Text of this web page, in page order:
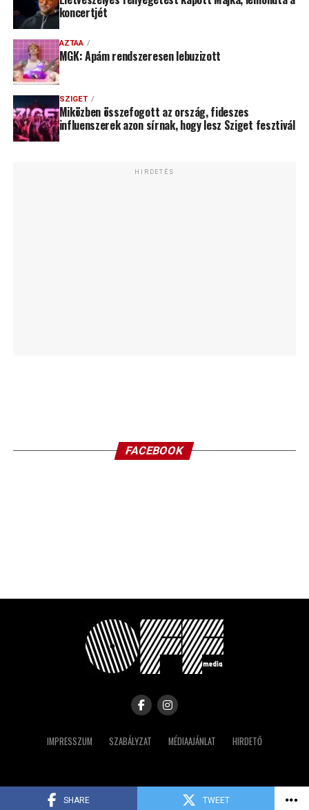
SHARE TWEET
koncertjét
AZTAA
MGK: Apám rendszeresen lebuzizott
SZIGET
Miközben összefogott az ország, fideszes
influenszerek azon sírnak, hogy lesz Sziget fesztivál
HIRDETÉS
FACEBOOK
IMPRESSZUM SZABÁLYZAT MÉDIAAJÁNLAT HIRDETŐ
Copyright © 2023 IRK